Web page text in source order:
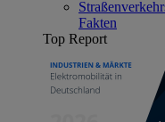
Fakten
Top Report